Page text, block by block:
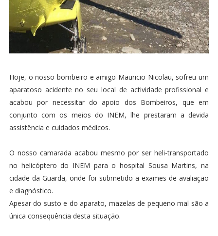
Hoje, o nosso bombeiro e amigo Mauricio Nicolau, sofreu um
aparatoso acidente no seu local de actividade profissional e
acabou por necessitar do apoio dos Bombeiros, que em
conjunto com os meios do INEM, lhe prestaram a devida
assistência e cuidados médicos.
O nosso camarada acabou mesmo por ser heli-transportado
no helicóptero do INEM para o hospital Sousa Martins, na
cidade da Guarda, onde foi submetido a exames de avaliação
e diagnóstico.
Apesar do susto e do aparato, mazelas de pequeno mal são a
única consequência desta situação.